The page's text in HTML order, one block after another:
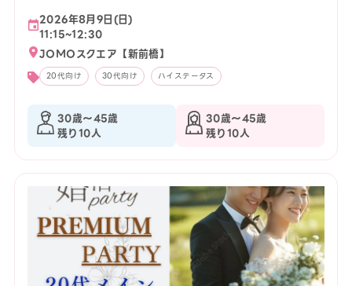
2026年8月9日(日)
11:15~12:30
JOMOスクエア【新前橋】
20代向け 30代向け ハイステータス
30歳〜45歳
残り10人
30歳〜45歳
残り10人